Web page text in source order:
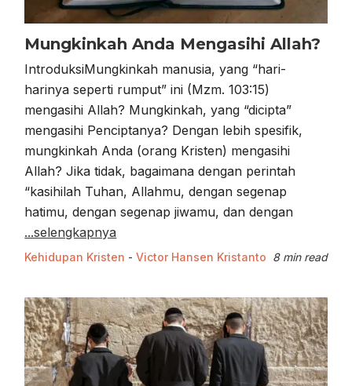
Mungkinkah Anda Mengasihi Allah?
IntroduksiMungkinkah manusia, yang “hari-
harinya seperti rumput” ini (Mzm. 103:15)
mengasihi Allah? Mungkinkah, yang “dicipta”
mengasihi Penciptanya? Dengan lebih spesifik,
mungkinkah Anda (orang Kristen) mengasihi
Allah? Jika tidak, bagaimana dengan perintah
“kasihilah Tuhan, Allahmu, dengan segenap
hatimu, dengan segenap jiwamu, dan dengan
...selengkapnya
Kehidupan Kristen -Victor Hansen Kristanto 8 min read